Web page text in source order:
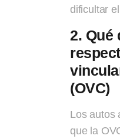
dificultar
2. Qué
(OVC)
Los autos
que la